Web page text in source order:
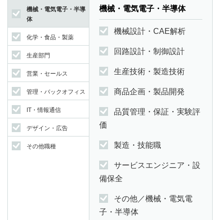
機械・電気電子・半導
体
化学・食品・製薬
生産部門
営業・セールス
管理・バックオフィス
IT・情報通信
デザイン・広告
その他職種
機械・電気電子・半導体
機械設計・CAE解析
回路設計・制御設計
生産技術・製造技術
商品企画・製品開発
品質管理・保証・実験評
価
製造・技能職
サービスエンジニア・設
備保全
その他／機械・電気電
子・半導体